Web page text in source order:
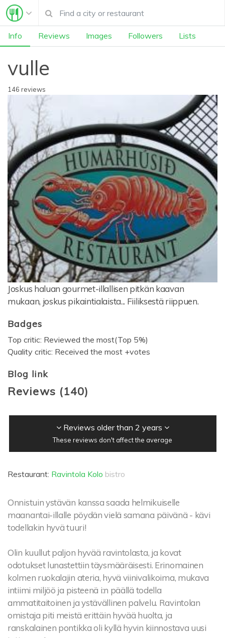
Info Reviews Images Followers Lists
vulle
146 reviews
Joskus haluan gourmet-illallisen pitkän kaavan
mukaan, joskus pikaintialaista... Fiiliksestä riippuen.
Badges
Top critic: Reviewed the most(Top 5%)
Quality critic: Received the most +votes
Blog link
Reviews (140)
Reviews older than 2 years
These reviews don't affect the average
Restaurant: Ravintola Kolo bistro
Onnistuin ystävän kanssa saada helmikuiselle
maanantai-illalle pöydän vielä samana päivänä - kävi
todellakin hyvä tuuri!
Olin kuullut paljon hyvää ravintolasta, ja kovat
odotukset lunastettiin täysmääräisesti. Erinomainen
kolmen ruokalajin ateria, hyvä viinivalikoima, mukava
intiimi miljöö ja pisteenä i:n päällä todella
ammatitaitoinen ja ystävällinen palvelu. Ravintolan
omistaja piti meistä erittäin hyvää huolta, ja
ranskalainen pontikka oli kyllä hyvin kiinnostava uusi